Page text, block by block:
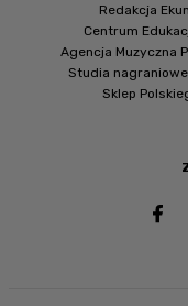
Redakcja
Centrum
Agencja Muzyczna
Studia
Sklep